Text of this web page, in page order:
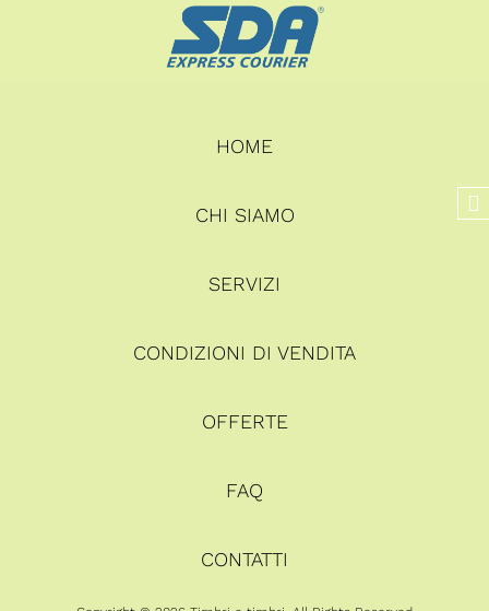
HOME
CHI SIAMO
SERVIZI
CONDIZIONI DI VENDITA
OFFERTE
FAQ
CONTATTI